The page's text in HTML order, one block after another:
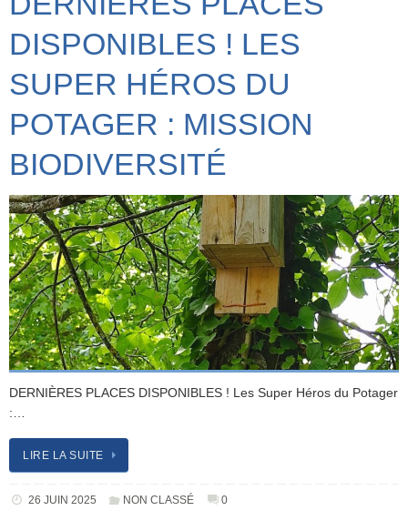
DISPONIBLES ! LES
SUPER HÉROS DU
POTAGER : MISSION
BIODIVERSITÉ
DERNIÈRES PLACES DISPONIBLES ! Les Super Héros du Potager
:…
LIRE LA SUITE
26 JUIN 2025 NON CLASSÉ 0